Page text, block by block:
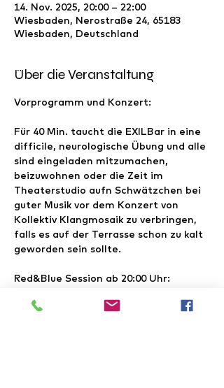
14. Nov. 2025, 20:00 – 22:00
Wiesbaden, Nerostraße 24, 65183
Wiesbaden, Deutschland
Über die Veranstaltung
Vorprogramm und Konzert:
Für 40 Min. taucht die EXILBar in eine
difficile, neurologische Übung und alle
sind eingeladen mitzumachen,
beizuwohnen oder die Zeit im
Theaterstudio aufn Schwätzchen bei
guter Musik vor dem Konzert von
Kollektiv Klangmosaik zu verbringen,
falls es auf der Terrasse schon zu kalt
geworden sein sollte.
Red&Blue Session ab 20:00 Uhr:
Ein forschendes Farbspiel in der